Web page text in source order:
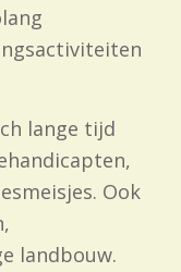
lange tijd
Ook
landbouw.